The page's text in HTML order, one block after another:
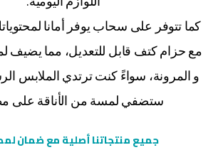
كما تتوفر على سحاب يوفر أمانا
مع حزام كتف قابل للتعديل، مما يضيف
و المرونة، سواءً كنت ترتدي الملابس
ستضفي لمسة من الأناقة على
جميع منتجاتنا أصلية مع ضمان